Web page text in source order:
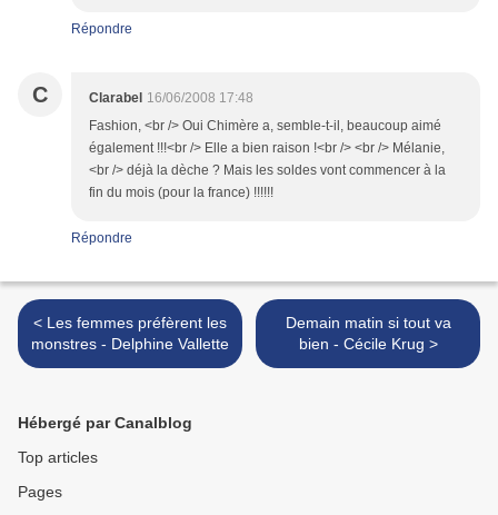
Répondre
C Clarabel 16/06/2008 17:48
Fashion, <br /> Oui Chimère a, semble-t-il, beaucoup aimé
également !!!<br /> Elle a bien raison !<br /> <br /> Mélanie,
<br /> déjà la dèche ? Mais les soldes vont commencer à la
fin du mois (pour la france) !!!!!!
Répondre
< Les femmes préfèrent les
monstres - Delphine Vallette
Demain matin si tout va
bien - Cécile Krug >
Hébergé par Canalblog
Top articles
Pages